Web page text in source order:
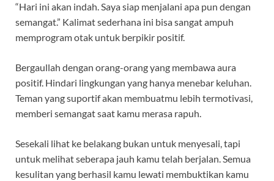
“Hari ini akan indah. Saya siap menjalani apa pun dengan
semangat.” Kalimat sederhana ini bisa sangat ampuh
memprogram otak untuk berpikir positif.
Bergaullah dengan orang-orang yang membawa aura
positif. Hindari lingkungan yang hanya menebar keluhan.
Teman yang suportif akan membuatmu lebih termotivasi,
memberi semangat saat kamu merasa rapuh.
Sesekali lihat ke belakang bukan untuk menyesali, tapi
untuk melihat seberapa jauh kamu telah berjalan. Semua
kesulitan yang berhasil kamu lewati membuktikan kamu